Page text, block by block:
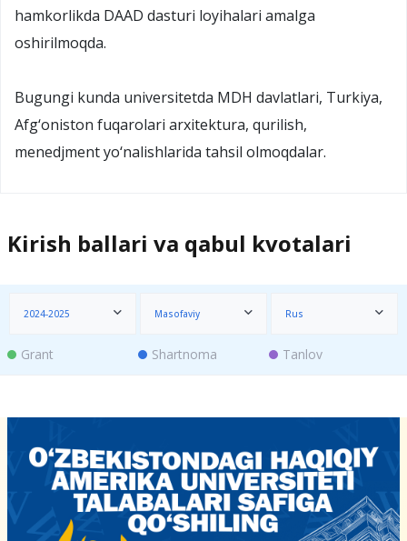
hamkorlikda DAAD dasturi loyihalari amalga
oshirilmoqda.
Bugungi kunda universitetda MDH davlatlari, Turkiya,
Afg‘oniston fuqarolari arxitektura, qurilish,
menedjment yo‘nalishlarida tahsil olmoqdalar.
Kirish ballari va qabul kvotalari
2024-2025 Masofaviy Rus
Grant Shartnoma Tanlov